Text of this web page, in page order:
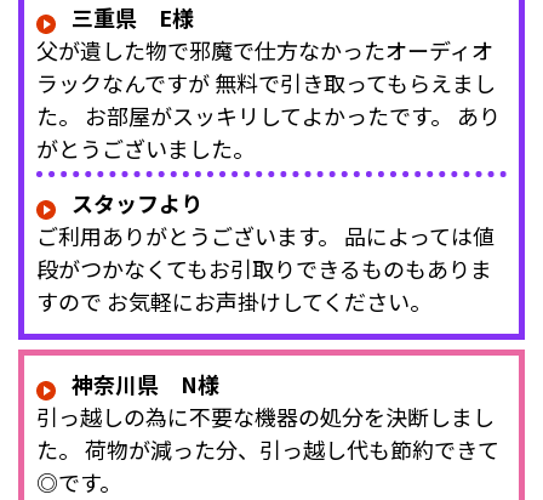
三重県 E様
父が遺した物で邪魔で仕方なかったオーディオ
ラックなんですが 無料で引き取ってもらえまし
た。 お部屋がスッキリしてよかったです。 あり
がとうございました。
スタッフより
ご利用ありがとうございます。 品によっては値
段がつかなくてもお引取りできるものもありま
すので お気軽にお声掛けしてください。
神奈川県 N様
引っ越しの為に不要な機器の処分を決断しまし
た。 荷物が減った分、引っ越し代も節約できて
◎です。